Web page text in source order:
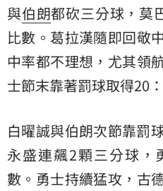
與伯朗都砍三分球，莫
比數。葛拉漢隨即回敬
中率都不理想，尤其領
士節末靠著罰球取得20
白曜誠與伯朗次節靠罰
永盛連飆2顆三分球，
數。勇士持續猛攻，古